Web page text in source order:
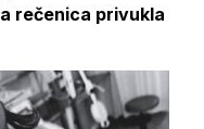
rečenica privukla